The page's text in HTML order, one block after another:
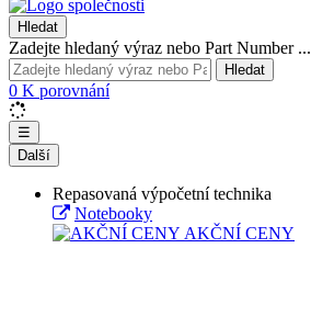
Hledat
Zadejte hledaný výraz nebo Part Number ...
Hledat
0 K porovnání
☰
Další
Repasovaná výpočetní technika
Notebooky
AKČNÍ CENY